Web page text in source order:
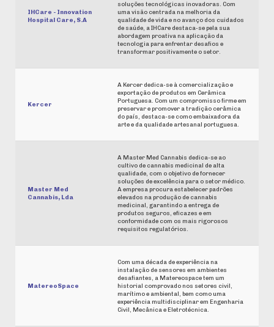
IHCare - Innovation
Hospital Care, S.A
soluções tecnológicas inovadoras. Com
uma visão centrada na melhoria da
qualidade de vida e no avanço dos cuidados
de saúde, a IHCare destaca-se pela sua
abordagem proativa na aplicação da
tecnologia para enfrentar desafios e
transformar positivamente o setor.
Kercer
A Kercer dedica-se à comercialização e
exportação de produtos em Cerâmica
Portuguesa. Com um compromisso firme em
preservar e promover a tradição cerâmica
do país, destaca-se como embaixadora da
arte e da qualidade artesanal portuguesa.
Master Med
Cannabis, Lda
A Master Med Cannabis dedica-se ao
cultivo de cannabis medicinal de alta
qualidade, com o objetivo de fornecer
soluções de excelência para o setor médico.
A empresa procura estabelecer padrões
elevados na produção de cannabis
medicinal, garantindo a entrega de
produtos seguros, eficazes e em
conformidade com os mais rigorosos
requisitos regulatórios.
MatereoSpace
Com uma década de experiência na
instalação de sensores em ambientes
desafiantes, a Matereospace tem um
historial comprovado nos setores civil,
marítimo e ambiental, bem como uma
experiência multidisciplinar em Engenharia
Civil, Mecânica e Eletrotécnica.